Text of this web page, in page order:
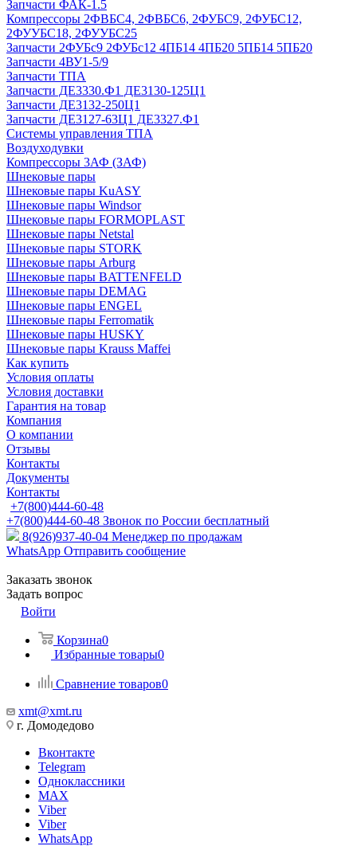
Запчасти ФАК-1.5
Компрессоры 2ФВБС4, 2ФВБС6, 2ФУБС9, 2ФУБС12,
2ФУУБС18, 2ФУУБС25
Запчасти 2ФУБс9 2ФУБс12 4ПБ14 4ПБ20 5ПБ14 5ПБ20
Запчасти 4ВУ1-5/9
Запчасти ТПА
Запчасти ДЕ3330.Ф1 ДЕ3130-125Ц1
Запчасти ДЕ3132-250Ц1
Запчасти ДЕ3127-63Ц1 ДЕ3327.Ф1
Системы управления ТПА
Воздуходувки
Компрессоры 3АФ (ЗАФ)
Шнековые пары
Шнековые пары KuASY
Шнековые пары Windsor
Шнековые пары FORMOPLAST
Шнековые пары Netstal
Шнековые пары STORK
Шнековые пары Arburg
Шнековые пары BATTENFELD
Шнековые пары DEMAG
Шнековые пары ENGEL
Шнековые пары Ferromatik
Шнековые пары HUSKY
Шнековые пары Krauss Maffei
Как купить
Условия оплаты
Условия доставки
Гарантия на товар
Компания
О компании
Отзывы
Контакты
Документы
Контакты
+7(800)444-60-48
+7(800)444-60-48 Звонок по России бесплатный
8(926)937-40-04 Менеджер по продажам
WhatsApp Отправить сообщение
Заказать звонок
Задать вопрос
Войти
Корзина0
Избранные товары0
Сравнение товаров0
xmt@xmt.ru
г. Домодедово
Вконтакте
Telegram
Одноклассники
MAX
Viber
Viber
WhatsApp